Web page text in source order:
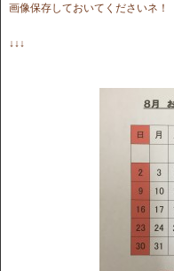
画像保存しておいてくださいネ！
↓↓↓